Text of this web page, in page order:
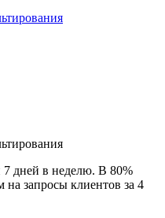
7 дней в неделю. В 80%
на запросы клиентов за 4